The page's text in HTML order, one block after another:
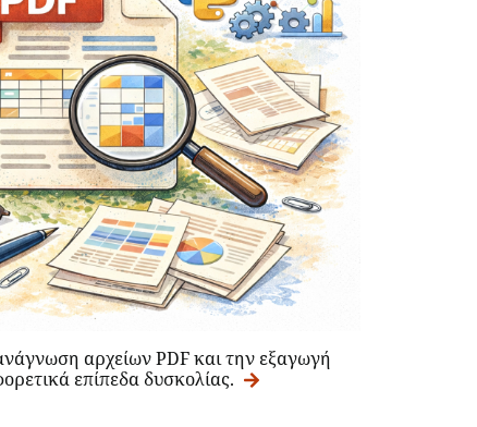
αρχείων PDF και την εξαγωγή
επίπεδα δυσκολίας.